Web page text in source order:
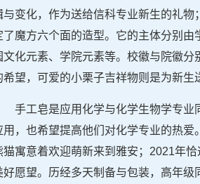
与变化，作为送给信科专业新生的礼
了魔方六个面的造型。它的主体分别由
文化元素、学院元素等。校徽与院徽
希望，可爱的小栗子吉祥物则是为新生
手工皂是应用化学与化学生物学专
用，也希望提高他们对化学专业的热爱
猫寓意着欢迎萌新来到雅安；2021年恰
好愿望。历经多天制备与包装，高年级